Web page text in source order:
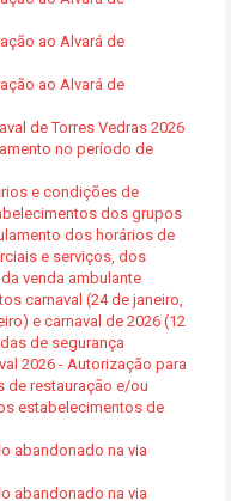
ao Alvará de
ao Alvará de
de Torres Vedras 2026
no período de
e condições de
dos grupos
dos horários de
e serviços, dos
venda ambulante
carnaval (24 de janeiro,
e carnaval de 2026 (12
de segurança
2026 - Autorização para
de restauração e/ou
estabelecimentos de
abandonado na via
abandonado na via